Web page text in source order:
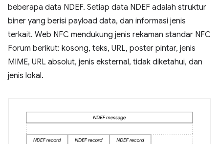
beberapa data NDEF. Setiap data NDEF adalah struktur
biner yang berisi payload data, dan informasi jenis
terkait. Web NFC mendukung jenis rekaman standar NFC
Forum berikut: kosong, teks, URL, poster pintar, jenis
MIME, URL absolut, jenis eksternal, tidak diketahui, dan
jenis lokal.